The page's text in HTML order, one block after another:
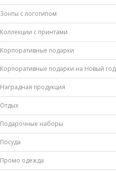
Зонты с логотипом
Коллекции с принтами
Корпоративные подарки
Корпоративные подарки на Новый год
Наградная продукция
Отдых
Подарочные наборы
Посуда
Промо одежда